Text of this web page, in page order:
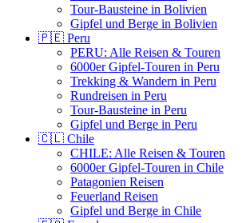
Tour-Bausteine in Bolivien
Gipfel und Berge in Bolivien
🇵🇪 Peru
PERU: Alle Reisen & Touren
6000er Gipfel-Touren in Peru
Trekking & Wandern in Peru
Rundreisen in Peru
Tour-Bausteine in Peru
Gipfel und Berge in Peru
🇨🇱 Chile
CHILE: Alle Reisen & Touren
6000er Gipfel-Touren in Chile
Patagonien Reisen
Feuerland Reisen
Gipfel und Berge in Chile